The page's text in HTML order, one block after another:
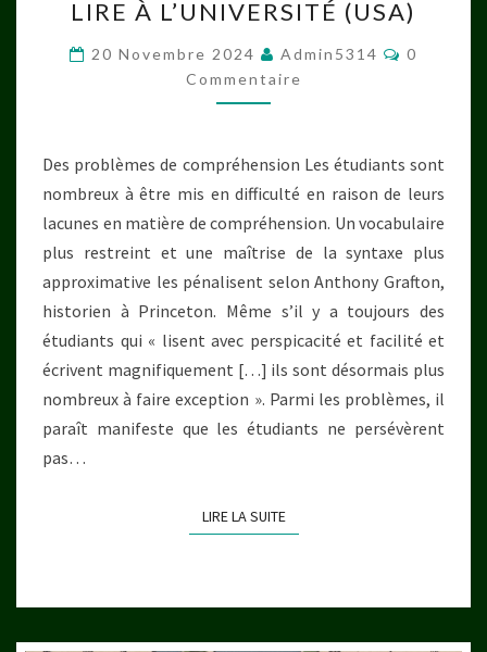
À
L’UNIVERSITÉ
(USA)
LIRE À L’UNIVERSITÉ (USA)
20 Novembre 2024 Admin5314
0
Commentaire
Des problèmes de compréhension Les étudiants sont
nombreux à être mis en difficulté en raison de leurs
lacunes en matière de compréhension. Un vocabulaire
plus restreint et une maîtrise de la syntaxe plus
approximative les pénalisent selon Anthony Grafton,
historien à Princeton. Même s’il y a toujours des
étudiants qui « lisent avec perspicacité et facilité et
écrivent magnifiquement […] ils sont désormais plus
nombreux à faire exception ». Parmi les problèmes, il
paraît manifeste que les étudiants ne persévèrent
pas…
LIRE LA SUITELIRE LA SUITE